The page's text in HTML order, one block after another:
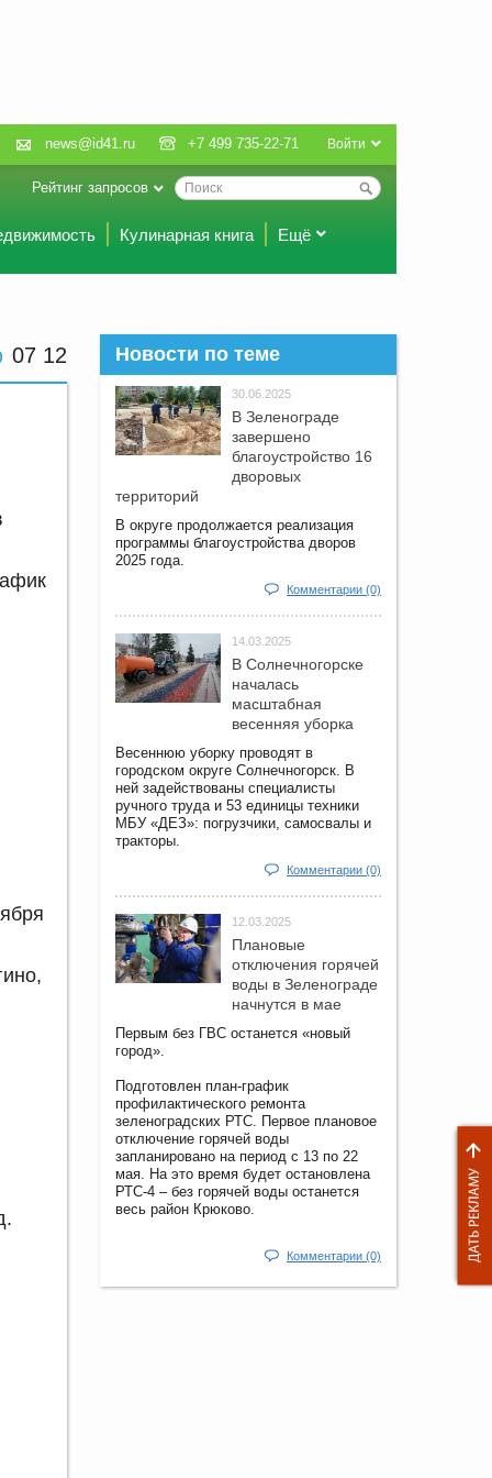
Войти
news@id41.ru +7 499 735-22-71
Рейтинг запросов
Кулинарная книга Ещё
07 12 Новости по теме
30.06.2025
В Зеленограде
завершено
благоустройство 16
дворовых
территорий
В округе продолжается реализация
программы благоустройства дворов
2025 года.
Комментарии (0)
14.03.2025
В Солнечногорске
началась
масштабная
весенняя уборка
Весеннюю уборку проводят в
городском округе Солнечногорск. В
ней задействованы специалисты
ручного труда и 53 единицы техники
МБУ «ДЕЗ»: погрузчики, самосвалы и
тракторы.
Комментарии (0)
12.03.2025
Плановые
отключения горячей
воды в Зеленограде
начнутся в мае
Первым без ГВС останется «новый
город».
Подготовлен план-график
профилактического ремонта
зеленоградских РТС. Первое плановое
отключение горячей воды
запланировано на период с 13 по 22
мая. На это время будет остановлена
РТС-4 – без горячей воды останется
весь район Крюково.
Комментарии (0)